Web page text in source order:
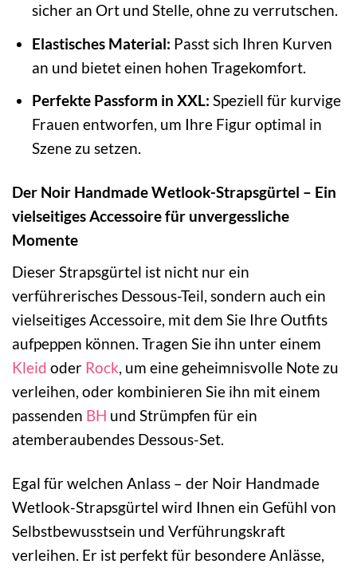
sicher an Ort und Stelle, ohne zu verrutschen.
Elastisches Material: Passt sich Ihren Kurven
an und bietet einen hohen Tragekomfort.
Perfekte Passform in XXL: Speziell für kurvige
Frauen entworfen, um Ihre Figur optimal in
Szene zu setzen.
Der Noir Handmade Wetlook-Strapsgürtel – Ein
vielseitiges Accessoire für unvergessliche
Momente
Dieser Strapsgürtel ist nicht nur ein
verführerisches Dessous-Teil, sondern auch ein
vielseitiges Accessoire, mit dem Sie Ihre Outfits
aufpeppen können. Tragen Sie ihn unter einem
Kleid oder Rock, um eine geheimnisvolle Note zu
verleihen, oder kombinieren Sie ihn mit einem
passenden BH und Strümpfen für ein
atemberaubendes Dessous-Set.
Egal für welchen Anlass – der Noir Handmade
Wetlook-Strapsgürtel wird Ihnen ein Gefühl von
Selbstbewusstsein und Verführungskraft
verleihen. Er ist perfekt für besondere Anlässe,